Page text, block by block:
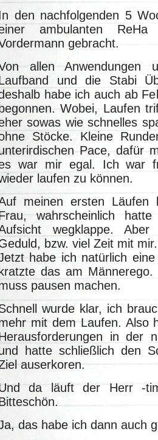
den nachfolgenden 5
ambulanten
gebracht.
allen
und die Stabi
habe ich auch ab
begonnen. Wobei, Laufen
sowas wie schnelles
Stöcke. Kleine
Pace, dafür
war mir egal. Ich war
laufen zu können.
meinen ersten Läufen
wahrscheinlich
wegklappe.
bzw. viel Zeit mit mir.
habe ich natürlich
kratzte das am
pausen machen.
wurde klar, ich
mit dem Laufen. Also
in der
hatte schließlich den
auserkoren.
da läuft der Herr -
das habe ich dann auch